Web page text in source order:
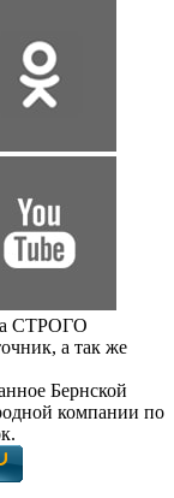
СТРОГО
а так же
Бернской
компании по